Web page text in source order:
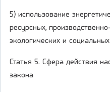
5) использование
ресурсных,
экологических и
Статья 5. Сфера действия
закона